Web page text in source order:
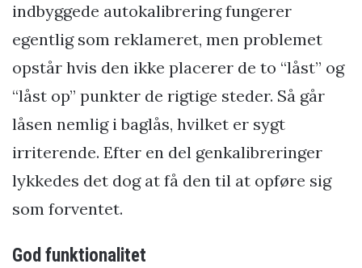
indbyggede autokalibrering fungerer
egentlig som reklameret, men problemet
opstår hvis den ikke placerer de to “låst” og
“låst op” punkter de rigtige steder. Så går
låsen nemlig i baglås, hvilket er sygt
irriterende. Efter en del genkalibreringer
lykkedes det dog at få den til at opføre sig
som forventet.
God funktionalitet